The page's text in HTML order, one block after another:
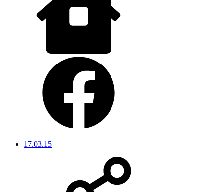
17.03.15